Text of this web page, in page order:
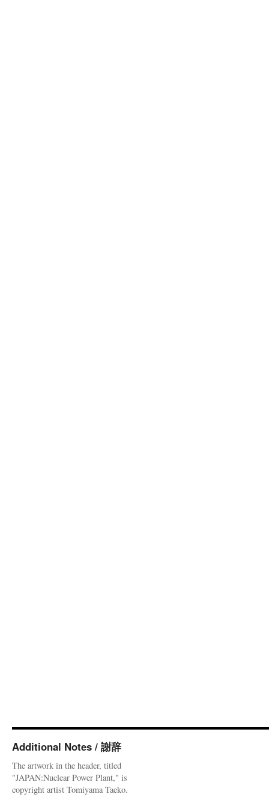
Additional Notes / 謝辞
The artwork in the header, titled
"JAPAN:Nuclear Power Plant," is
copyright artist Tomiyama Taeko.